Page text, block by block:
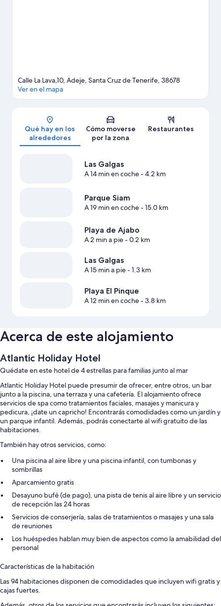
Mapa
Calle La Lava,10, Adeje, Santa Cruz de Tenerife, 38678
Ver en el mapa
Qué hay en los
alrededores
Cómo moverse
por la zona
Restaurantes
Las Galgas
A 14 min en coche- 4.2 km
Parque Siam
A 19 min en coche- 15.0 km
Playa de Ajabo
A 2 min a pie- 0.2 km
Las Galgas
A 15 min a pie- 1.3 km
Playa El Pinque
A 12 min en coche- 3.8 km
Acerca de este alojamiento
Atlantic Holiday Hotel
Quédate en este hotel de 4 estrellas para familias junto al mar
Atlantic Holiday Hotel puede presumir de ofrecer, entre otros, un bar
junto a la piscina, una terraza y una cafetería. El alojamiento ofrece
servicios de spa como tratamientos faciales, masajes y manicura y
pedicura, ¡date un capricho! Encontrarás comodidades como un jardín y
un parque infantil. Además, podrás conectarte al wifi gratuito de las
habitaciones.
También hay otros servicios, como:
Una piscina al aire libre y una piscina infantil, con tumbonas y
sombrillas
Aparcamiento gratis
Desayuno bufé (de pago), una pista de tenis al aire libre y un servicio
de recepción las 24 horas
Servicios de conserjería, salas de tratamientos o masajes y una sala
de reuniones
Los huéspedes hablan muy bien de aspectos como la amabilidad del
personal
Características de la habitación
Las 94 habitaciones disponen de comodidades que incluyen wifi gratis y
cajas fuertes.